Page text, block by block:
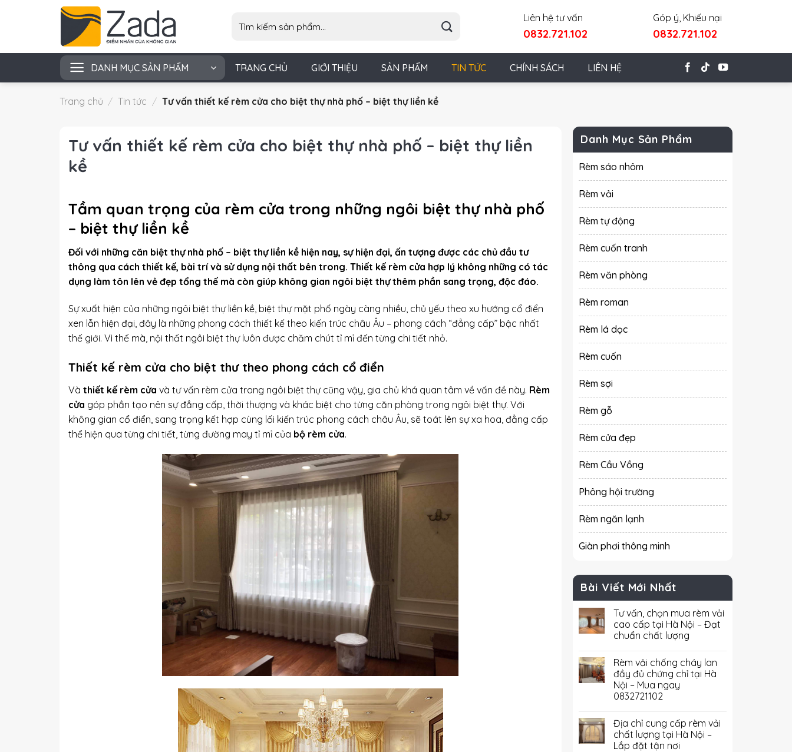
kiếm:
Liên hệ tư vấn
0832.721.102
Góp ý, Khiếu nại
0832.721.102
DANH MỤC SẢN PHẨM TRANG CHỦ GIỚI THIỆU SẢN PHẨM TIN TỨC CHÍNH SÁCH LIÊN HỆ
Trang chủ / Tin tức / Tư vấn thiết kế rèm cửa cho biệt thự nhà phố – biệt thự liền kề
Tư vấn thiết kế rèm cửa cho biệt thự nhà phố – biệt thự liền
kề
Tầm quan trọng của rèm cửa trong những ngôi biệt thự nhà phố
– biệt thự liền kề
Đối với những căn biệt thự nhà phố – biệt thự liền kề hiện nay, sự hiện đại, ấn tượng được các chủ đầu tư
thông qua cách thiết kế, bài trí và sử dụng nội thất bên trong. Thiết kế rèm cửa hợp lý không những có tác
dụng làm tôn lên vẻ đẹp tổng thế mà còn giúp không gian ngôi biệt thự thêm phần sang trọng, độc đáo.
Sự xuất hiện của những ngôi biệt thự liền kề, biệt thự mặt phố ngày càng nhiều, chủ yếu theo xu hướng cổ điển
xen lẫn hiện đại, đây là những phong cách thiết kế theo kiến trúc châu Âu – phong cách “đẳng cấp” bậc nhất
thế giới. Vì thế mà, nội thất ngôi biệt thự luôn được chăm chút tỉ mỉ đến từng chi tiết nhỏ.
Thiết kế rèm cửa cho biệt thư theo phong cách cổ điển
Và thiết kế rèm cửa và tư vấn rèm cửa trong ngôi biệt thự cũng vậy, gia chủ khá quan tâm về vấn đề này. Rèm
cửa góp phần tạo nên sự đẳng cấp, thời thượng và khác biệt cho từng căn phòng trong ngôi biệt thự. Với
không gian cổ điển, sang trọng kết hợp cùng lối kiến trúc phong cách châu Âu, sẽ toát lên sự xa hoa, đẳng cấp
thể hiện qua từng chi tiết, từng đường may tỉ mỉ của bộ rèm cửa.
Danh Mục Sản Phẩm
Rèm sáo nhôm
Rèm vải
Rèm tự động
Rèm cuốn tranh
Rèm văn phòng
Rèm roman
Rèm lá dọc
Rèm cuốn
Rèm sợi
Rèm gỗ
Rèm cửa đẹp
Rèm Cầu Vồng
Phông hội trường
Rèm ngăn lạnh
Giàn phơi thông minh
Bài Viết Mới Nhất
Tư vấn, chọn mua rèm vải
cao cấp tại Hà Nội – Đạt
chuẩn chất lượng
Rèm vải chống cháy lan
đầy đủ chứng chỉ tại Hà
Nội – Mua ngay
0832721102
Địa chỉ cung cấp rèm vải
chất lượng tại Hà Nội –
Lắp đặt tận nơi